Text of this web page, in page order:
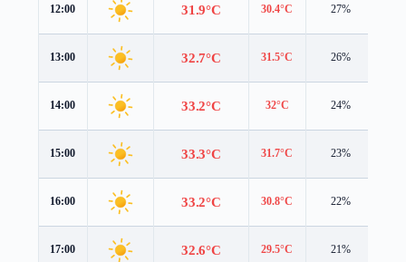
12:00 31.9°C 30.4°C 27%
13:00 32.7°C 31.5°C 26%
14:00 33.2°C 32°C 24%
15:00 33.3°C 31.7°C 23%
16:00 33.2°C 30.8°C 22%
17:00 32.6°C 29.5°C 21%